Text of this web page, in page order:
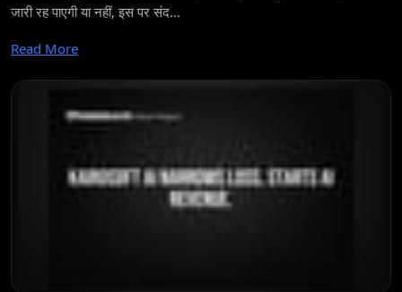
जारी रह पाएगी या नहीं, इस पर संद...
Read More